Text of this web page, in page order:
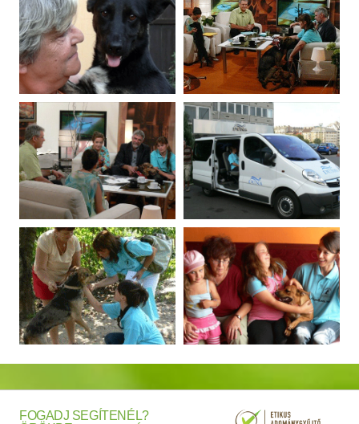
FOGADJ SEGÍTENÉL?